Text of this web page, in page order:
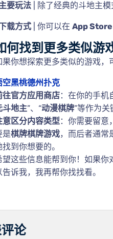
要玩法 | 除了经典的斗地主
载方式 | 你可以在 App Store
何找到更多类似游
果你想探索更多类似的游戏，
空黑桃德州扑克
往官方应用商店：在你的手机
斗地主”、“动漫棋牌”等作为关
意区分内容类型：你需要留意
是棋牌棋牌游戏，而后者通常
找到你想要的。
望这些信息能帮到你！如果
告诉我，我再帮你找找看。
论